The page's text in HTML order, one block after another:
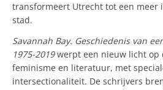
transformeert Utrecht tot een meer
stad.
Savannah Bay. Geschiedenis van
1975-2019werpt een nieuw licht op
feminisme en literatuur, met
intersectionaliteit. De schrijvers